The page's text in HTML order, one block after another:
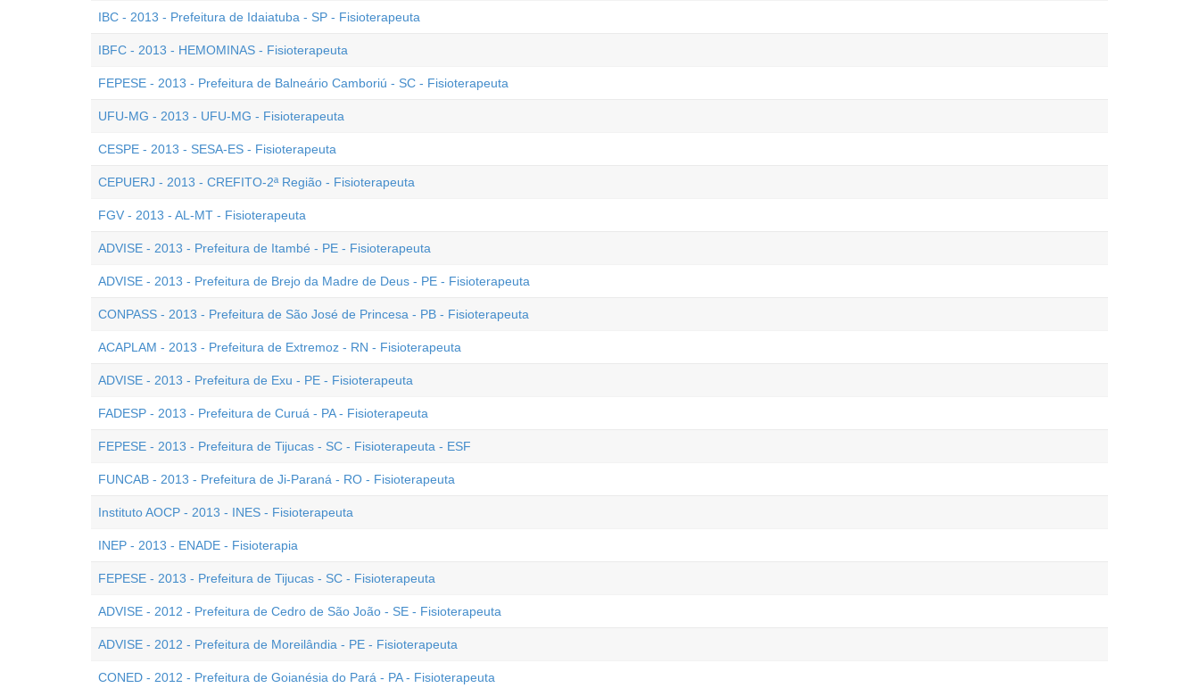
IBC - 2013 - Prefeitura de Idaiatuba - SP - Fisioterapeuta
IBFC - 2013 - HEMOMINAS - Fisioterapeuta
FEPESE - 2013 - Prefeitura de Balneário Camboriú - SC - Fisioterapeuta
UFU-MG - 2013 - UFU-MG - Fisioterapeuta
CESPE - 2013 - SESA-ES - Fisioterapeuta
CEPUERJ - 2013 - CREFITO-2ª Região - Fisioterapeuta
FGV - 2013 - AL-MT - Fisioterapeuta
ADVISE - 2013 - Prefeitura de Itambé - PE - Fisioterapeuta
ADVISE - 2013 - Prefeitura de Brejo da Madre de Deus - PE - Fisioterapeuta
CONPASS - 2013 - Prefeitura de São José de Princesa - PB - Fisioterapeuta
ACAPLAM - 2013 - Prefeitura de Extremoz - RN - Fisioterapeuta
ADVISE - 2013 - Prefeitura de Exu - PE - Fisioterapeuta
FADESP - 2013 - Prefeitura de Curuá - PA - Fisioterapeuta
FEPESE - 2013 - Prefeitura de Tijucas - SC - Fisioterapeuta - ESF
FUNCAB - 2013 - Prefeitura de Ji-Paraná - RO - Fisioterapeuta
Instituto AOCP - 2013 - INES - Fisioterapeuta
INEP - 2013 - ENADE - Fisioterapia
FEPESE - 2013 - Prefeitura de Tijucas - SC - Fisioterapeuta
ADVISE - 2012 - Prefeitura de Cedro de São João - SE - Fisioterapeuta
ADVISE - 2012 - Prefeitura de Moreilândia - PE - Fisioterapeuta
CONED - 2012 - Prefeitura de Goianésia do Pará - PA - Fisioterapeuta